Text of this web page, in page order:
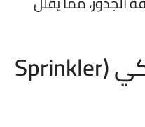
2. الري بالرشّ الذكي (Sprinkler